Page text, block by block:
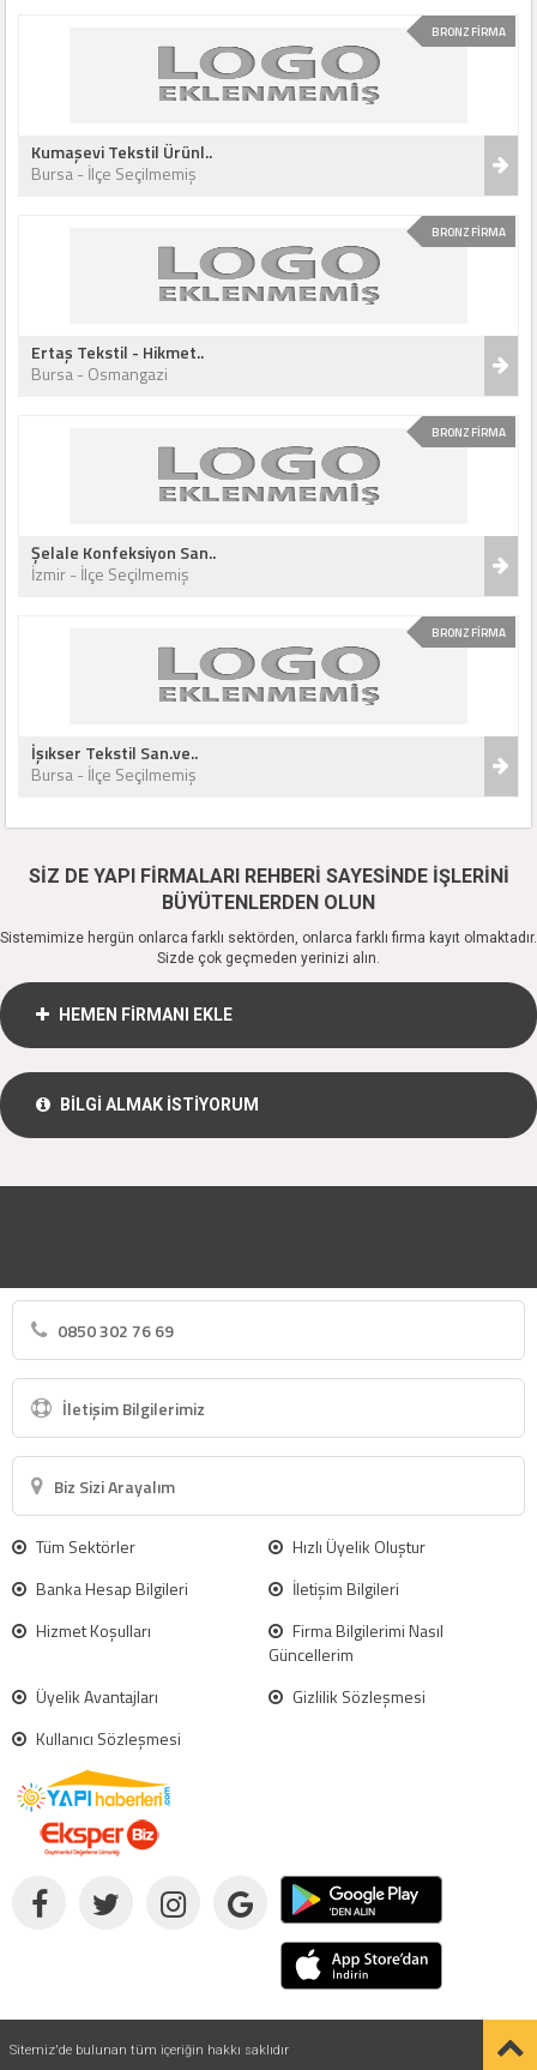
BRONZ FİRMA
Kumaşevi Tekstil Ürünl..
Bursa - İlçe Seçilmemiş
BRONZ FİRMA
Ertaş Tekstil - Hikmet..
Bursa - Osmangazi
BRONZ FİRMA
Şelale Konfeksiyon San..
İzmir - İlçe Seçilmemiş
BRONZ FİRMA
İşıkser Tekstil San.ve..
Bursa - İlçe Seçilmemiş
SİZ DE YAPI FİRMALARI REHBERİ SAYESİNDE İŞLERİNİ
BÜYÜTENLERDEN OLUN
Sistemimize hergün onlarca farklı sektörden, onlarca farklı firma kayıt olmaktadır.
Sizde çok geçmeden yerinizi alın.
HEMEN FİRMANI EKLE
BİLGİ ALMAK İSTİYORUM
0850 302 76 69
İletişim Bilgilerimiz
Biz Sizi Arayalım
Tüm Sektörler
Hızlı Üyelik Oluştur
Banka Hesap Bilgileri
İletişim Bilgileri
Hizmet Koşulları
Firma Bilgilerimi Nasıl
Güncellerim
Üyelik Avantajları
Gizlilik Sözleşmesi
Kullanıcı Sözleşmesi
Sitemiz'de bulunan tüm içeriğin hakkı saklıdır